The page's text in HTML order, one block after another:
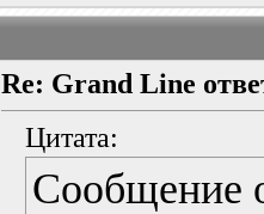
Re: Grand Line
Цитата:
Сообщение